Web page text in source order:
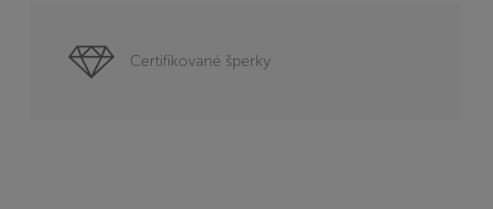
Certifikované šperky